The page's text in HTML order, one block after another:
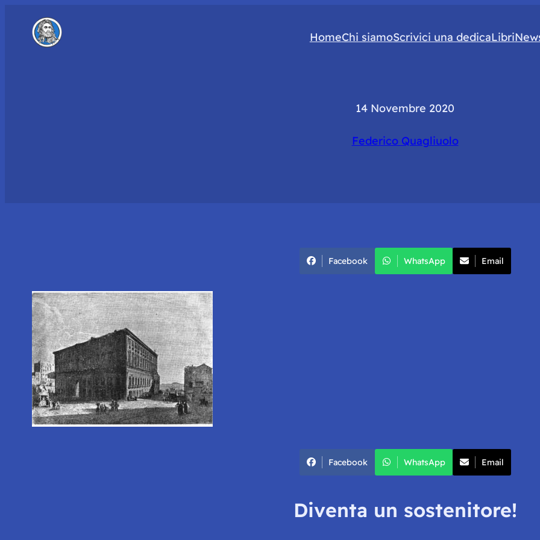
HomeChi siamoScrivici una dedicaLibri
14 Novembre 2020
Federico Quagliuolo
Facebook WhatsApp Email
Facebook WhatsApp Email
Diventa un sostenitore!